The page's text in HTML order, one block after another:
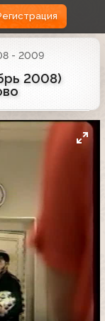
- 2009
2008)